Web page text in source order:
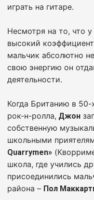
играть на гитаре.
Несмотря на то, что у
высокий
мальчик абсолютно
свою энергию он
деятельности.
Когда Британию в 50-
рок-н-ролла, Джон
собственную
школьными
Quarrymen»
школа, где учились
присоединились
района – Пол